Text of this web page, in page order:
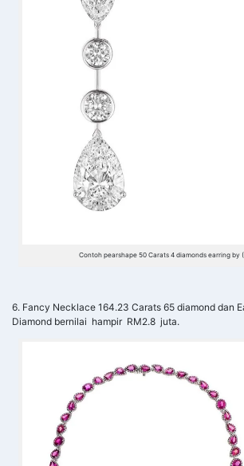
Contoh pearshape 50 Carats 4 diamonds earring by
6. Fancy Necklace 164.23 Carats 65 diamond dan
Diamond bernilai hampir RM2.8 juta.